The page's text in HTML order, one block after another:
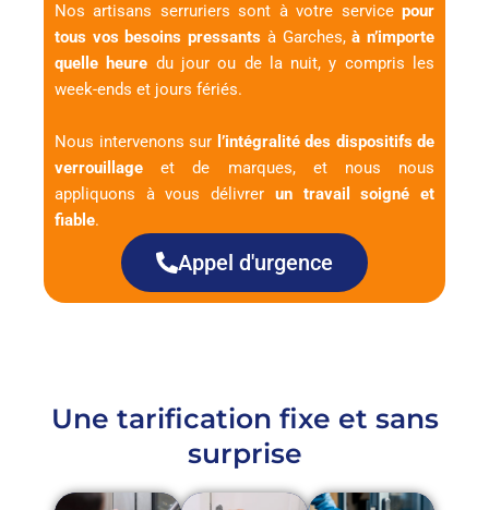
Nos artisans serruriers sont à votre service pour
tous vos besoins pressants à Garches,à n’importe
quelle heure du jour ou de la nuit, y compris les
week-ends et jours fériés.
Nous intervenons sur l’intégralité des dispositifs de
verrouillage et de marques, et nous nous
appliquons à vous délivrer un travail soigné et
fiable.
Appel d'urgence
Une tarification fixe et sans
surprise